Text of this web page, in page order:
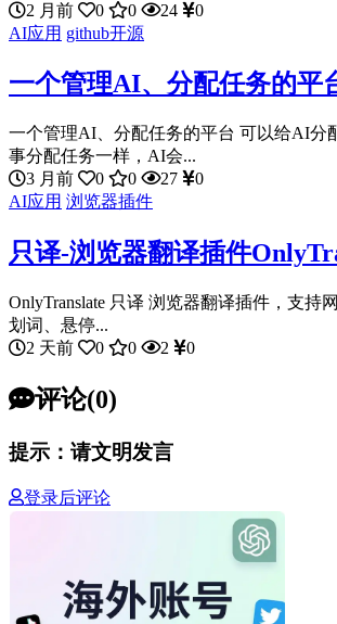
2 月前 0 0 24
0
AI应用 github开源
一个管理AI、分配任务的平
一个管理AI、分配任务的平台 可以给AI分
事分配任务一样，AI会...
3 月前
0 0 27
0
AI应用 浏览器插件
只译-浏览器翻译插件
OnlyTranslate 只译 浏览器翻译插件，支持
划词、悬停...
2 天前
0 0 2 0
评论(0)
提示：请文明发言
登录后评论